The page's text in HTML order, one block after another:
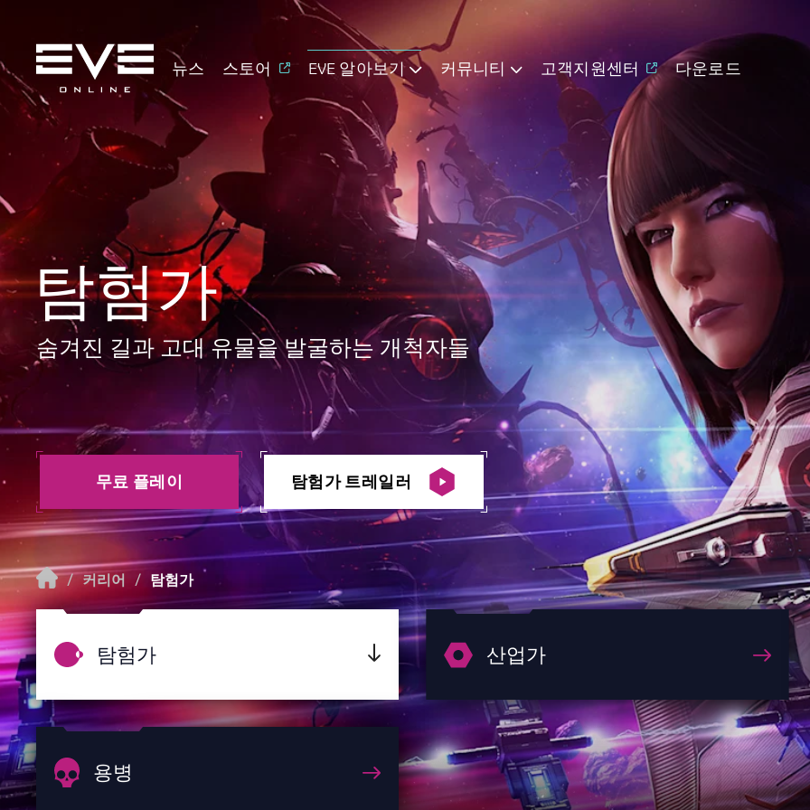
뉴스 스토어 EVE 알아보기 커뮤니티 고객지원센터 다운로드
탐험가
숨겨진 길과 고대 유물을 발굴하는 개척자들
무료 플레이 탐험가 트레일러
/ 커리어 / 탐험가
탐험가 산업가
용병